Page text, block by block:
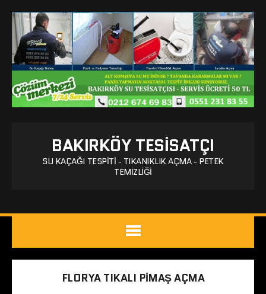
BAKIRKÖY TESISATÇI
SU KAÇAĞI TESPITI - TIKANIKLIK AÇMA - PETEK
TEMIZLIĞI
FLORYA TIKALI PIMAŞ AÇMA